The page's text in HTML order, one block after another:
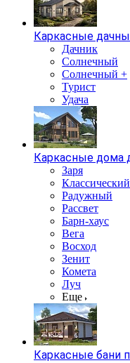
Каркасные
Дачник
Солнечный
Солнечный +
Турист
Удача
Каркасные дома
Заря
Классический
Радужный
Рассвет
Барн-хаус
Вега
Восход
Зенит
Комета
Луч
Еще
Каркасные бани